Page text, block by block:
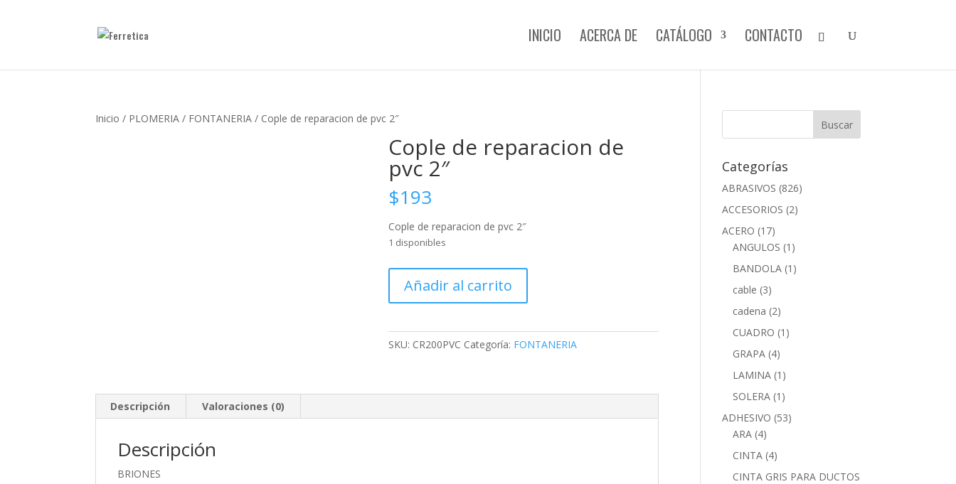
INICIO ACERCA DE CATÁLOGO CONTACTO
Inicio / PLOMERIA / FONTANERIA / Cople de reparacion de pvc 2″
Cople de reparacion de
pvc 2″
$193
Cople de reparacion de pvc 2″
1 disponibles
reparacion
pvc
Añadir al carrito
SKU: CR200PVC Categoría: FONTANERIA
Descripción Valoraciones (0)
Descripción
BRIONES
Categorías
ABRASIVOS (826)
ACCESORIOS (2)
ACERO (17)
ANGULOS (1)
BANDOLA (1)
cable (3)
cadena (2)
CUADRO (1)
GRAPA (4)
LAMINA (1)
SOLERA (1)
ADHESIVO (53)
ARA (4)
CINTA (4)
CINTA GRIS PARA DUCTOS